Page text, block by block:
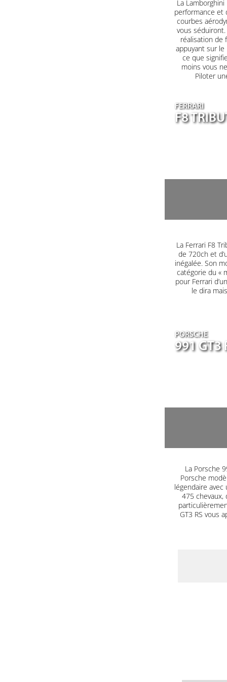
La
performance et
courbes
vous
réalisation de
appuyant sur le
ce que
moins vous
Piloter
FERRARI
F8
La Ferrari F8
de 720ch et
inégalée. Son
catégorie du «
pour Ferrari
le dira
PORSCHE
991 GT3
La Porsche
Porsche
légendaire
475
GT3 RS vous